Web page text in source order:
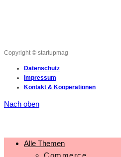
Copyright © startupmag
Datenschutz
Impressum
Kontakt & Kooperationen
Nach oben
Alle Themen